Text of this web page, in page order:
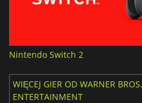
Nintendo Switch 2
WIĘCEJ GIER OD WARNER
ENTERTAINMENT